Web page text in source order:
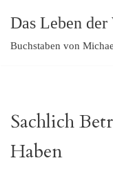
Zum
Das Leben der
Buchstaben von
Sachlich
Haben